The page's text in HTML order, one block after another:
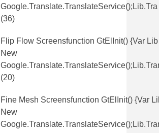
Google.translate.TranslateService();lib.tra
(36)
Flip Flow Screensfunction GtElInit() {var
New
(20)
Fine Mesh Screensfunction GtElInit() {var
New